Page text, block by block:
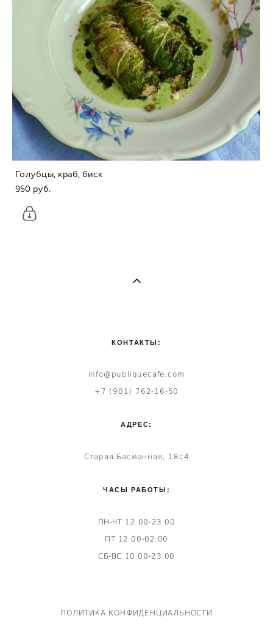
Голубцы, краб, биск
950 pуб.
КОНТАКТЫ:
info@publiquecafe.com
+7 (901) 762-16-50
АДРЕС:
Старая Басманная, 18с4
ЧАСЫ РАБОТЫ:
ПН-ЧТ 12:00-23:00
ПТ 12:00-02:00
СБ-ВС 10:00-23:00
ПОЛИТИКА КОНФИДЕНЦИАЛЬНОСТИ